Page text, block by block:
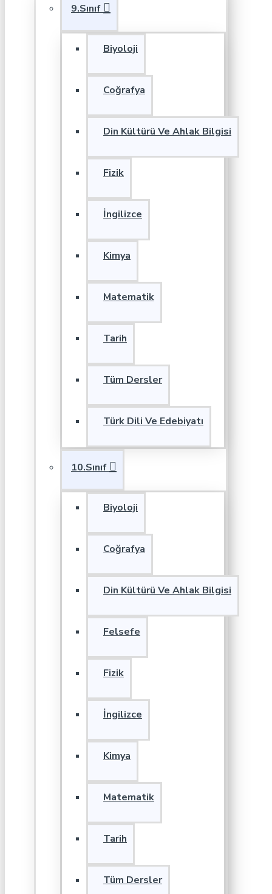
9.Sınıf
Biyoloji
Coğrafya
Din Kültürü Ve Ahlak Bilgisi
Fizik
İngilizce
Kimya
Matematik
Tarih
Tüm Dersler
Türk Dili Ve Edebiyatı
10.Sınıf
Biyoloji
Coğrafya
Din Kültürü Ve Ahlak Bilgisi
Felsefe
Fizik
İngilizce
Kimya
Matematik
Tarih
Tüm Dersler